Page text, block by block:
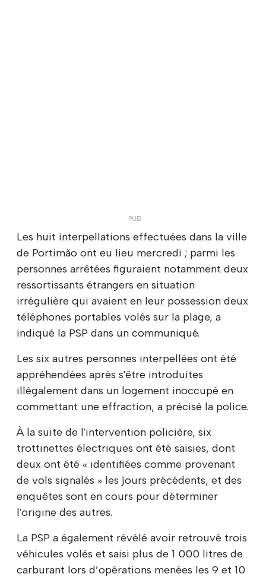
Les huit interpellations effectuées dans la ville
de Portimão ont eu lieu mercredi ; parmi les
personnes arrêtées figuraient notamment deux
ressortissants étrangers en situation
irrégulière qui avaient en leur possession deux
téléphones portables volés sur la plage, a
indiqué la PSP dans un communiqué.
Les six autres personnes interpellées ont été
appréhendées après s'être introduites
illégalement dans un logement inoccupé en
commettant une effraction, a précisé la police.
À la suite de l'intervention policière, six
trottinettes électriques ont été saisies, dont
deux ont été « identifiées comme provenant
de vols signalés » les jours précédents, et des
enquêtes sont en cours pour déterminer
l'origine des autres.
La PSP a également révélé avoir retrouvé trois
véhicules volés et saisi plus de 1 000 litres de
carburant lors d’opérations menées les 9 et 10